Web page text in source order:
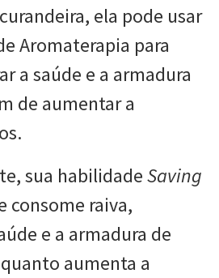
ela pode usar
Aromaterapia para
a saúde e a armadura
de aumentar a
sua habilidadeSaving
consome raiva,
e a armadura de
aumenta a